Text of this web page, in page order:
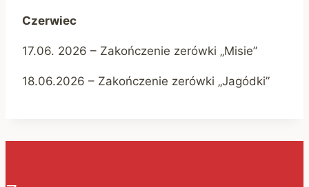
Czerwiec
17.06. 2026 – Zakończenie zerówki „Misie”
18.06.2026 – Zakończenie zerówki „Jagódki”